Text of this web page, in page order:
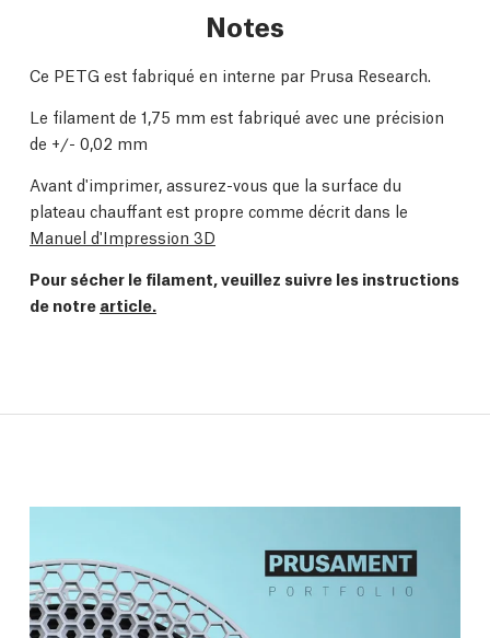
Notes
Ce PETG est fabriqué en interne par Prusa Research.
Le filament de 1,75 mm est fabriqué avec une précision
de +/- 0,02 mm
Avant d'imprimer, assurez-vous que la surface du
plateau chauffant est propre comme décrit dans le
Manuel d'Impression 3D
Pour sécher le filament, veuillez suivre les instructions
de notre article.